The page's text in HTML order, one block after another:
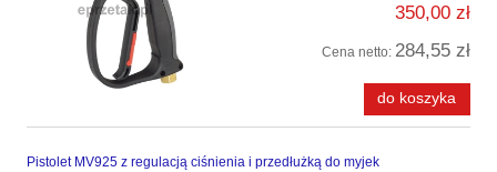
350,00 zł
Cena netto: 284,55 zł
do koszyka
Pistolet MV925 z regulacją ciśnienia i przedłużką do myjek